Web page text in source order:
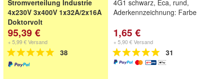
Stromverteilung Industrie
4x230V 3x400V 1x32A/2x16A
Doktorvolt
95,39 €
+ 5,99 € Versand
38
4G1 schwarz, Eca, rund,
Aderkennzeichnung: Farbe
1,65 €
+ 5,90 € Versand
31